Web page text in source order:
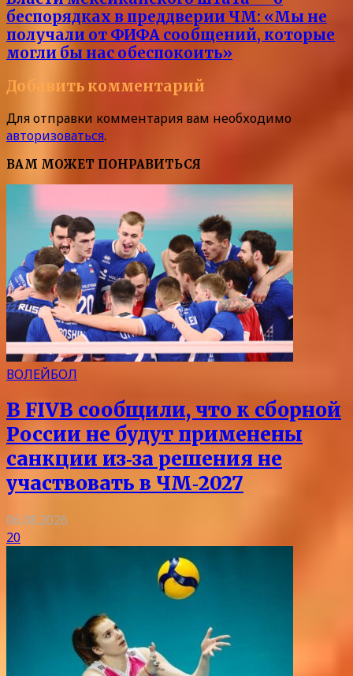
беспорядках в преддверии ЧМ: «Мы не
получали от ФИФА сообщений, которые
могли бы нас обеспокоить»
Добавить комментарий
Для отправки комментария вам необходимо
авторизоваться.
ВАМ МОЖЕТ ПОНРАВИТЬСЯ
ВОЛЕЙБОЛ
В FIVB сообщили, что к сборной
России не будут применены
санкции из‑за решения не
участвовать в ЧМ‑2027
06.08.2026
20